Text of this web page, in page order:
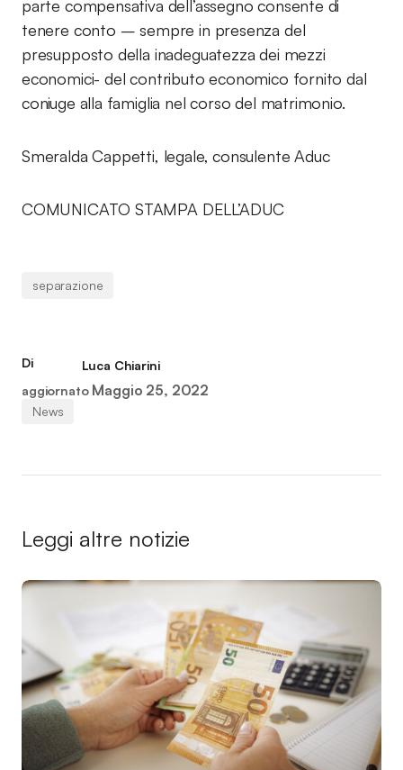
parte compensativa dell’assegno consente di
tenere conto – sempre in presenza del
presupposto della inadeguatezza dei mezzi
economici- del contributo economico fornito dal
coniuge alla famiglia nel corso del matrimonio.
Smeralda Cappetti, legale, consulente Aduc
COMUNICATO STAMPA DELL’ADUC
separazione
Di
Luca Chiarini
aggiornato Maggio 25, 2022
News
Leggi altre notizie